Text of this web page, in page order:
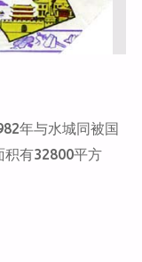
年与水城同被国
积有32800平方